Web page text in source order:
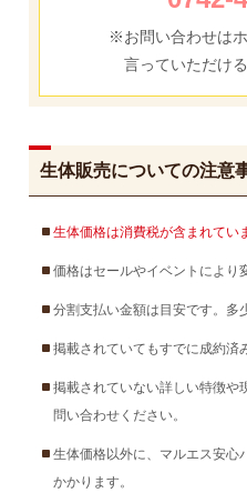
※お問い合わせは
言っていただけ
生体販売についての注意
生体価格は消費税が含まれてい
価格はセールやイベントにより
分割支払い金額は目安です。多
掲載されていてもすでに成約済
掲載されていない詳しい特徴や
問い合わせください。
生体価格以外に、マルエス安心
かかります。